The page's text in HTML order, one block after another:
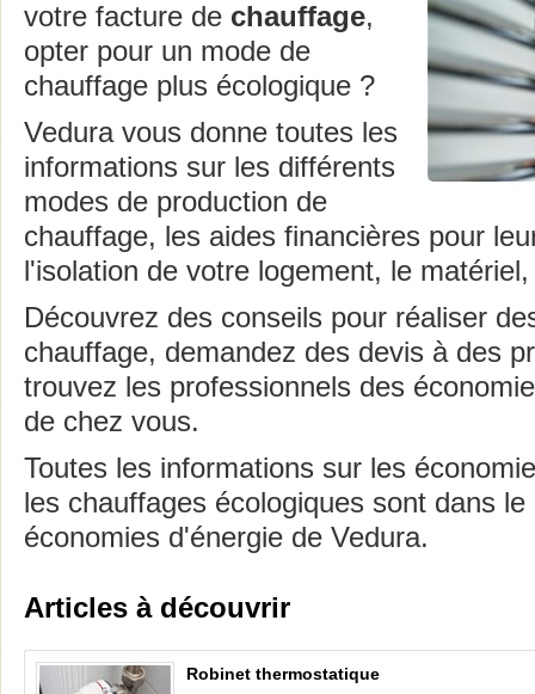
votre facture de chauffage,
opter pour un mode de
chauffage plus écologique ?
Vedura vous donne toutes les
informations sur les différents
modes de production de
chauffage, les aides financières pour
l'isolation de votre logement, le
Découvrez des conseils pour réaliser
chauffage, demandez des devis à des
trouvez les professionnels des
de chez vous.
Toutes les informations sur les
les chauffages écologiques sont dans le
économies d'énergie de Vedura.
Articles à découvrir
Robinet thermostatique